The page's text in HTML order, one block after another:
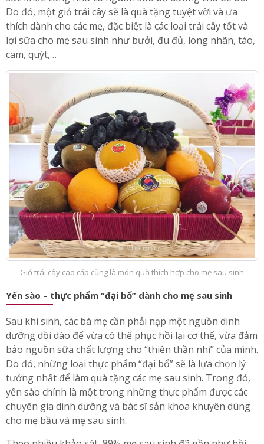
Do đó, một giỏ trái cây sẽ là quà tặng tuyệt vời và ưa
thích dành cho các mẹ, đặc biệt là các loại trái cây tốt và
lợi sữa cho mẹ sau sinh như bưởi, đu đủ, long nhãn, táo,
cam, quýt,…
Giỏ trái cây cao cấp cũng là món quà thích hợp cho mẹ sau sinh
Yến sào – thực phẩm “đại bổ” dành cho mẹ sau sinh
Sau khi sinh, các bà mẹ cần phải nạp một nguồn dinh
dưỡng dồi dào để vừa có thể phục hồi lại cơ thể, vừa đảm
bảo nguồn sữa chất lượng cho “thiên thần nhí” của mình.
Do đó, những loại thực phẩm “đại bổ” sẽ là lựa chọn lý
tưởng nhất để làm quà tặng các mẹ sau sinh. Trong đó,
yến sào chính là một trong những thực phẩm được các
chuyên gia dinh dưỡng và bác sĩ sản khoa khuyên dùng
cho mẹ bầu và mẹ sau sinh.